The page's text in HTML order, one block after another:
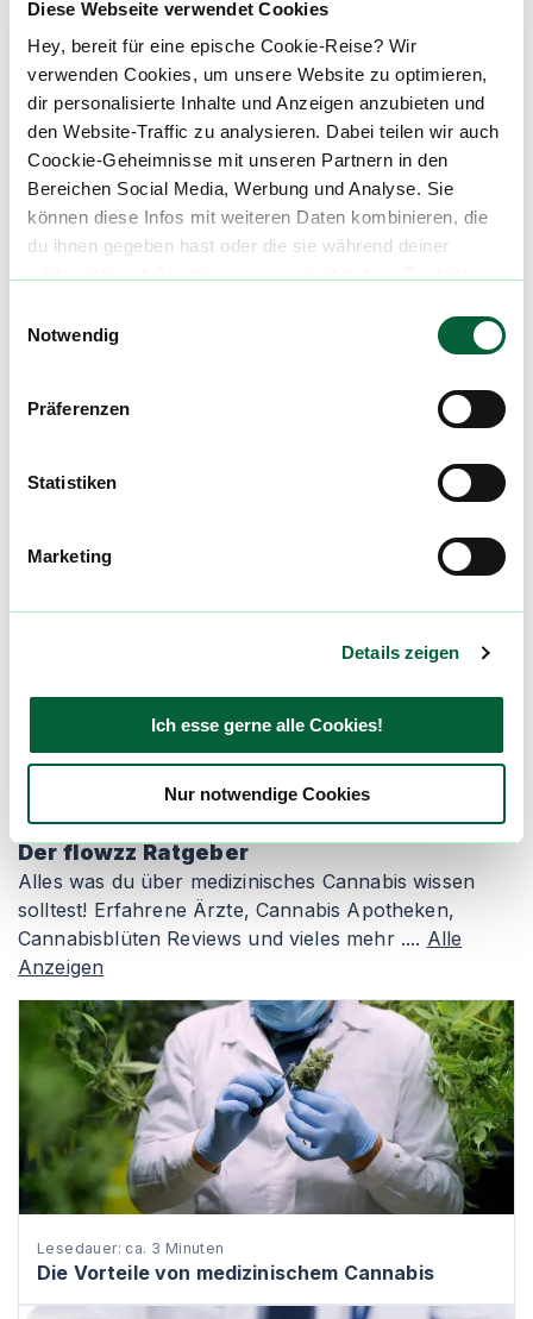
Diese Webseite verwendet Cookies
Hey, bereit für eine epische Cookie-Reise? Wir
verwenden Cookies, um unsere Website zu optimieren,
dir personalisierte Inhalte und Anzeigen anzubieten und
den Website-Traffic zu analysieren. Dabei teilen wir auch
Coockie-Geheimnisse mit unseren Partnern in den
Bereichen Social Media, Werbung und Analyse. Sie
können diese Infos mit weiteren Daten kombinieren, die
du ihnen gegeben hast oder die sie während deiner
Notwendig
Präferenzen
Statistiken
Marketing
Details zeigen
Ich esse gerne alle Cookies!
Nur notwendige Cookies
Alle wichtigen Daten und Fakten - täglich
aktualisiert! Hilf uns mit Deinen Kommentaren
und Bewertungen flowzz noch besser zu
machen. Melde dich an, um dir deine
Lieblingsblüten zu merken, rechtzeitig über
Preisreduktionen informiert zu werden und
exklusive Angebote zu erhalten!
Neue Cannabisblüten und die
Newsletter und erfahre immer zuerst welche
Preise hat! Registriere dich jetzt und bleibe
Newsletter abonnieren
Der flowzz Ratgeber
Alles was du über medizinisches Cannabis wissen
solltest! Erfahrene Ärzte, Cannabis Apotheken,
Cannabisblüten Reviews und vieles mehr .... Alle
Anzeigen
Lesedauer: ca. 3 Minuten
Die Vorteile von medizinischem Cannabis